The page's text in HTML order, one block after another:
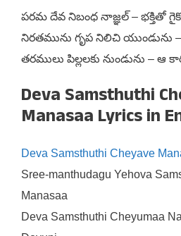
పరమ దేవ నిబంధ నాజ్ఞల్ – భక్తితో
నిరతమును గృప నిలిచి
తరములు పిల్లలకు నుండును – ఆ
Deva Samsthuthi
Manasaa Lyrics in
Deva Samsthuthi Cheyave
Sree-manthudagu Yehova
Manasaa
Deva Samsthuthi Cheyumaa